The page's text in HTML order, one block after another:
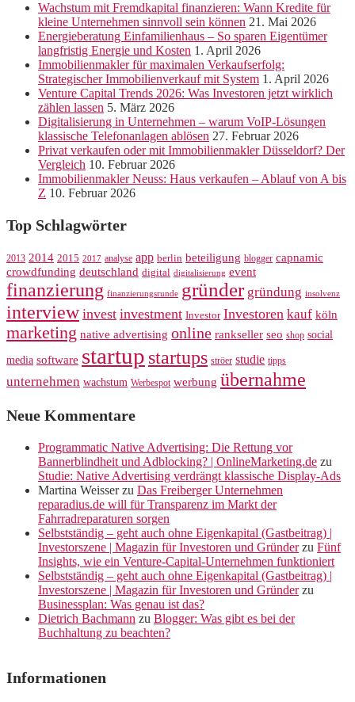
Wachstum mit Fremdkapital finanzieren: Wann Kredite für
kleine Unternehmen sinnvoll sein können 21. Mai 2026
Energieberatung Einfamilienhaus – So sparen Eigentümer
langfristig Energie und Kosten 1. April 2026
Immobilienmakler für maximalen Verkaufserfolg:
Strategischer Immobilienverkauf mit System 1. April 2026
Venture Capital Trends 2026: Was Investoren jetzt wirklich
zählen lassen 5. März 2026
Digitalisierung in Unternehmen – warum VoIP-Lösungen
klassische Telefonanlagen ablösen 27. Februar 2026
Privat verkaufen oder mit Immobilienmakler Düsseldorf? Der
Vergleich 10. Februar 2026
Immobilienmakler Neuss: Haus verkaufen – Ablauf von A bis
Z 10. Februar 2026
Top Schlagwörter
2013 2014 2015 2017 analyse app berlin beteiligung blogger capnamic
crowdfunding deutschland digital digitalisierung event
finanzierung finanzierungsrunde gründer gründung insolvenz
interview invest investment Investor Investoren kauf köln
marketing native advertising online rankseller seo shop social
media software startup startups ströer studie tipps
unternehmen wachstum Werbespot werbung übernahme
Neue Kommentare
Programmatic Native Advertising: Die Rettung vor
Bannerblindheit und Adblocking? | OnlineMarketing.de zu
Studie: Native Advertising verdrängt klassische Display-Ads
Martina Weisserzu Das Freiberger Unternehmen
reparadius.de will für Transparenz im Markt der
Fahrradreparaturen sorgen
Selbstständig – geht auch ohne Eigenkapital (Gastbeitrag) |
Investorszene | Magazin für Investoren und Gründerzu Fünf
Insights, wie ein Venture-Capital-Unternehmen funktioniert
Selbstständig – geht auch ohne Eigenkapital (Gastbeitrag) |
Investorszene | Magazin für Investoren und Gründerzu
Businessplan: Was genau ist das?
Dietrich Bachmann zu Blogger: Was gibt es bei der
Buchhaltung zu beachten?
Informationen